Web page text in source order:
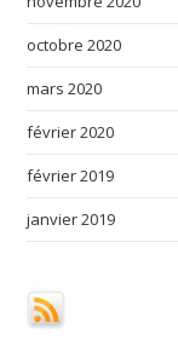
octobre 2020
mars 2020
février 2020
février 2019
janvier 2019